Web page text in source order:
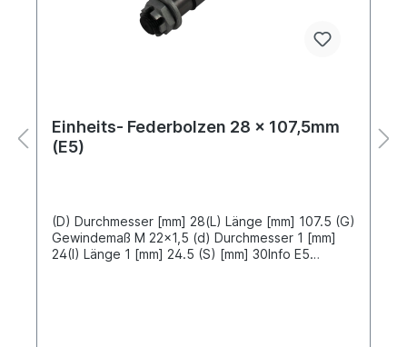
Einheits- Federbolzen 28 x 107,5mm
(E5)
(D) Durchmesser [mm] 28(L) Länge [mm] 107.5 (G)
Gewindemaß M 22x1,5 (d) Durchmesser 1 [mm]
24(I) Länge 1 [mm] 24.5 (S) [mm] 30Info E5